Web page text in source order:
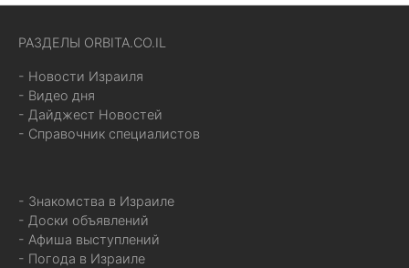
РАЗДЕЛЫ ORBITA.CO.IL
- Новости Израиля
- Видео дня
- Дайджест Новостей
- Справочник специалистов
- Знакомства в Израиле
- Доски объявлений
- Афиша выступлений
- Погода в Израиле